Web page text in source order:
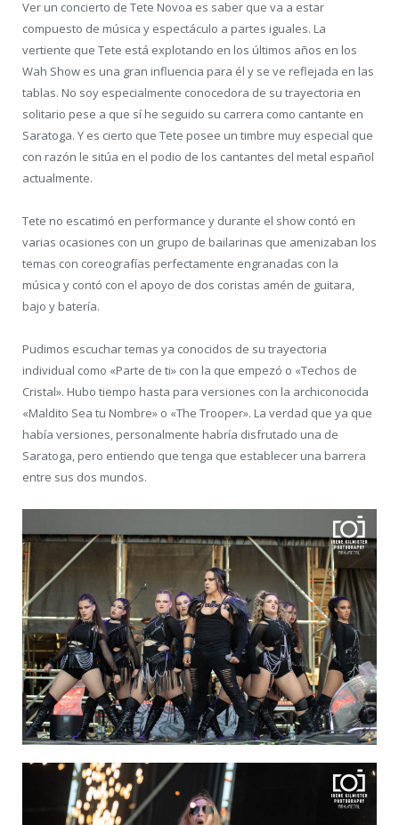
Ver un concierto de Tete Novoa es saber que va a estar
compuesto de música y espectáculo a partes iguales. La
vertiente que Tete está explotando en los últimos años en los
Wah Show es una gran influencia para él y se ve reflejada en las
tablas. No soy especialmente conocedora de su trayectoria en
solitario pese a que sí he seguido su carrera como cantante en
Saratoga. Y es cierto que Tete posee un timbre muy especial que
con razón le sitúa en el podio de los cantantes del metal español
actualmente.
Tete no escatimó en performance y durante el show contó en
varias ocasiones con un grupo de bailarinas que amenizaban los
temas con coreografías perfectamente engranadas con la
música y contó con el apoyo de dos coristas amén de guitara,
bajo y batería.
Pudimos escuchar temas ya conocidos de su trayectoria
individual como «Parte de ti» con la que empezó o «Techos de
Cristal». Hubo tiempo hasta para versiones con la archiconocida
«Maldito Sea tu Nombre» o «The Trooper». La verdad que ya que
había versiones, personalmente habría disfrutado una de
Saratoga, pero entiendo que tenga que establecer una barrera
entre sus dos mundos.